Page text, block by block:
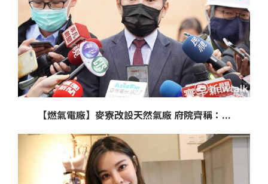
【燃氣電廠】麥寮改設天然氣廠 府院齊稱：...